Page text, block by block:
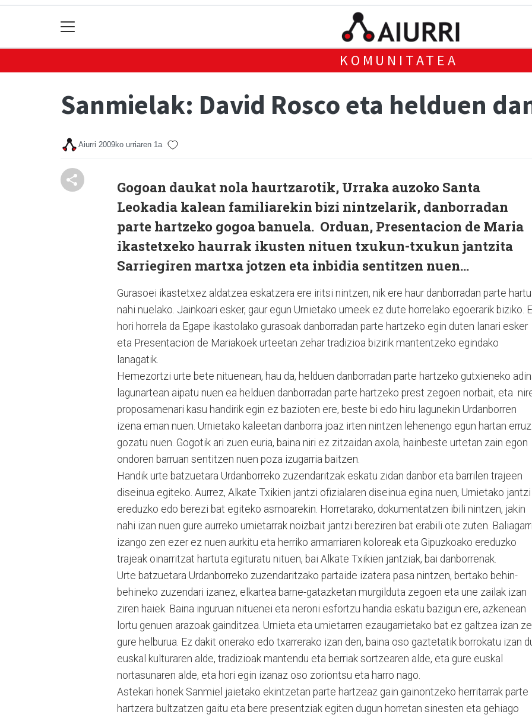
KOMUNITATEA
Sanmielak: David Rosco eta helduen
Aiurri 2009ko urriaren 1a
Gogoan daukat nola haurtzarotik, Urraka auzoko Santa
Leokadia kalean familiarekin bizi nintzelarik, danborradan
parte hartzeko gogoa banuela. Orduan, Presentacion de Maria
ikastetxeko haurrak ikusten nituen txukun-txukun jantzita
Sarriegiren martxa jotzen eta inbidia sentitzen nuen...
Gurasoei ikastetxez aldatzea eskatzera ere iritsi nintzen, nik ere haur danborradan parte hartu
nahi nuelako. Jainkoari esker, gaur egun Urnietako umeek ez dute horrelako egoerarik biziko.
hori horrela da Egape ikastolako gurasoak danborradan parte hartzeko egin duten lanari esker
eta Presentacion de Mariakoek urteetan zehar tradizioa bizirik mantentzeko egindako
lanagatik.
Hemezortzi urte bete nituenean, hau da, helduen danborradan parte hartzeko gutxieneko
lagunartean aipatu nuen ea helduen danborradan parte hartzeko prest zegoen norbait, eta
proposamenari kasu handirik egin ez bazioten ere, beste bi edo hiru lagunekin Urdanborren
izena eman nuen. Urnietako kaleetan danborra joaz irten nintzen lehenengo egun hartan erruz
gozatu nuen. Gogotik ari zuen euria, baina niri ez zitzaidan axola, hainbeste urtetan zain egon
ondoren barruan sentitzen nuen poza izugarria baitzen.
Handik urte batzuetara Urdanborreko zuzendaritzak eskatu zidan danbor eta barrilen trajeen
diseinua egiteko. Aurrez, Alkate Txikien jantzi ofizialaren diseinua egina nuen, Urnietako jantzi
ereduzko edo berezi bat egiteko asmoarekin. Horretarako, dokumentatzen ibili nintzen, jakin
nahi izan nuen gure aurreko urnietarrak noizbait jantzi bereziren bat erabili ote zuten.
izango zen ezer ez nuen aurkitu eta herriko armarriaren koloreak eta Gipuzkoako ereduzko
trajeak oinarritzat hartuta egituratu nituen, bai Alkate Txikien jantziak, bai danborrenak.
Urte batzuetara Urdanborreko zuzendaritzako partaide izatera pasa nintzen, bertako behin-
behineko zuzendari izanez, elkartea barne-gatazketan murgilduta zegoen eta une zailak izan
ziren haiek. Baina inguruan nituenei eta neroni esfortzu handia eskatu bazigun ere, azkenean
lortu genuen arazoak gainditzea. Urnieta eta urnietarren ezaugarrietako bat ez galtzea izan
gure helburua. Ez dakit onerako edo txarrerako izan den, baina oso gaztetatik borrokatu izan
euskal kulturaren alde, tradizioak mantendu eta berriak sortzearen alde, eta gure euskal
nortasunaren alde, eta hori egin izanaz oso zoriontsu eta harro nago.
Astekari honek Sanmiel jaietako ekintzetan parte hartzeaz gain gainontzeko herritarrak parte
hartzera bultzatzen gaitu eta bere presentziak egiten dugun horretan sinesten eta gehiago